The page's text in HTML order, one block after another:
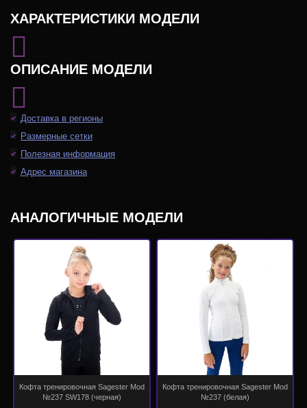
ХАРАКТЕРИСТИКИ МОДЕЛИ
ОПИСАНИЕ МОДЕЛИ
Доставка в регионы
Размерные сетки
Полезная информация
Адрес магазина
АНАЛОГИЧНЫЕ МОДЕЛИ
Кофта тренировочная Sagester Mod
№237 SW178 (черная)
Кофта тренировочная Sagester Mod
№237 (белая)